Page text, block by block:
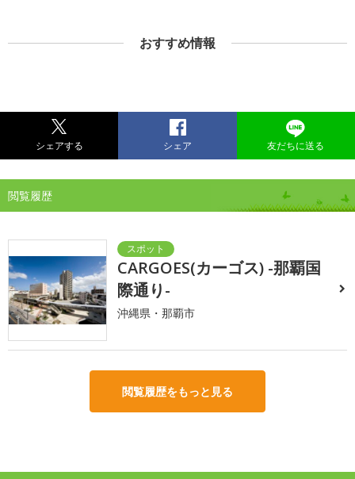
おすすめ情報
シェアする シェア 友だちに送る
閲覧履歴
CARGOES(カーゴス) -那覇国
際通り-
沖縄県・那覇市
閲覧履歴をもっと見る